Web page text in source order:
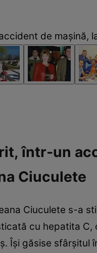
de mașină,
într-un
Ciuculete
Ciuculete s-a
cu hepatita
Își găsise